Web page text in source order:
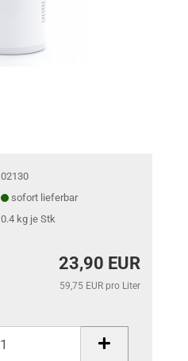
02130
sofort lieferbar
0.4kg je Stk
23,90 EUR
59,75 EUR pro Liter